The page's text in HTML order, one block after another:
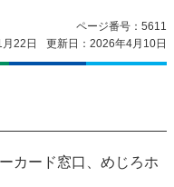
ページ番号：5611
22日
更新日：2026年4月10日
カード窓口、めじろホ